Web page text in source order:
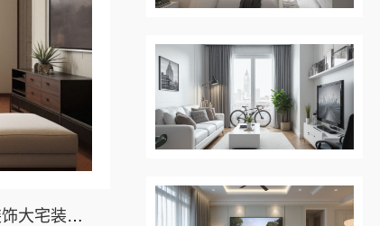
自由家整装公司拎包入住别墅？湖南自由家装饰大宅装修方案